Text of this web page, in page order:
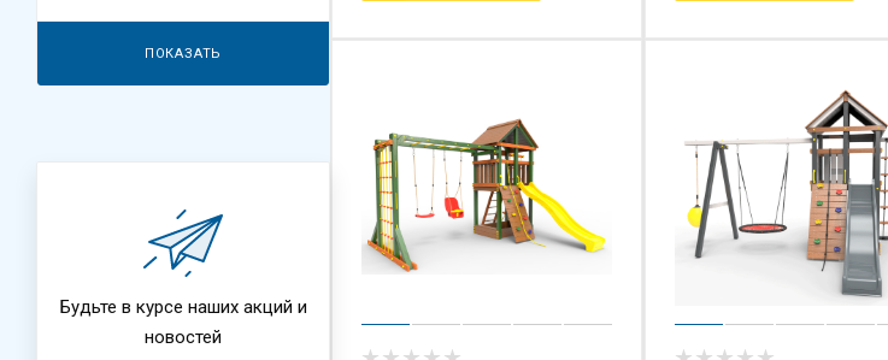
ПОКАЗАТЬ
Будьте в курсе наших акций и
новостей